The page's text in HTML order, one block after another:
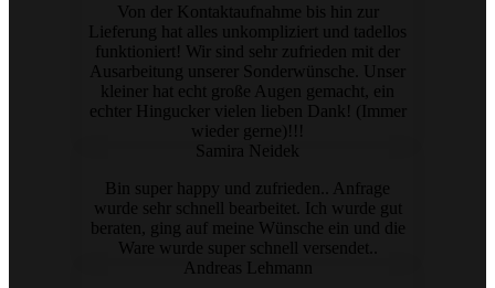
Von der Kontaktaufnahme bis hin zur
Lieferung hat alles unkompliziert und tadellos
funktioniert! Wir sind sehr zufrieden mit der
Ausarbeitung unserer Sonderwünsche. Unser
kleiner hat echt große Augen gemacht, ein
echter Hingucker vielen lieben Dank! (Immer
wieder gerne)!!!
Samira Neidek
Bin super happy und zufrieden.. Anfrage
wurde sehr schnell bearbeitet. Ich wurde gut
beraten, ging auf meine Wünsche ein und die
Ware wurde super schnell versendet..
Andreas Lehmann